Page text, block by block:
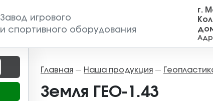
Завод игрового
и спортивного оборудования
г.
Главная — Наша продукция —
Земля ГЕО-1.43